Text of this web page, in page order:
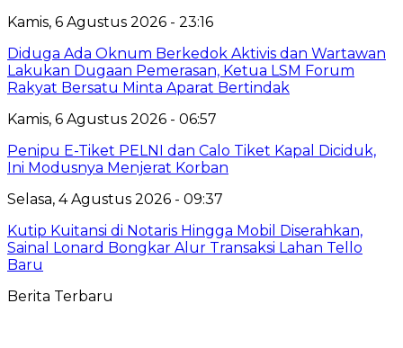
Kamis, 6 Agustus 2026 - 23:16
Diduga Ada Oknum Berkedok Aktivis dan Wartawan
Lakukan Dugaan Pemerasan, Ketua LSM Forum
Rakyat Bersatu Minta Aparat Bertindak
Kamis, 6 Agustus 2026 - 06:57
Penipu E-Tiket PELNI dan Calo Tiket Kapal Diciduk,
Ini Modusnya Menjerat Korban
Selasa, 4 Agustus 2026 - 09:37
Kutip Kuitansi di Notaris Hingga Mobil Diserahkan,
Sainal Lonard Bongkar Alur Transaksi Lahan Tello
Baru
Berita Terbaru